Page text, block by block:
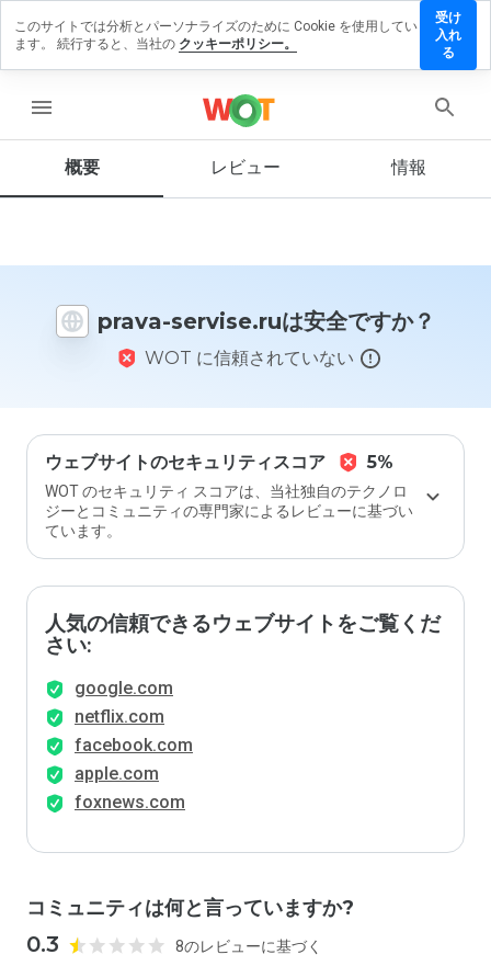
menu
概要 レビュー 情報
prava-servise.ruは安全ですか？
WOT に信頼されていない
ウェブサイトのセキュリティスコア 5%
WOT のセキュリティ スコアは、当社独自のテクノロ
ジーとコミュニティの専門家によるレビューに基づい
ています。
人気の信頼できるウェブサイトをご覧くだ
さい:
google.com
netflix.com
facebook.com
apple.com
foxnews.com
コミュニティは何と言っていますか?
0.3 8のレビューに基づく
ビュ
ブサ
に評
価し
ます
か？
このサイトでは分析とパーソナライズのために Cookie を使用してい
ます。 続行すると、当社の クッキーポリシー。
受け
入れ
る